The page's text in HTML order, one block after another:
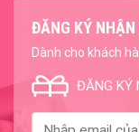
ĐĂNG KÝ
Dành cho khách
ĐĂNG KÝ